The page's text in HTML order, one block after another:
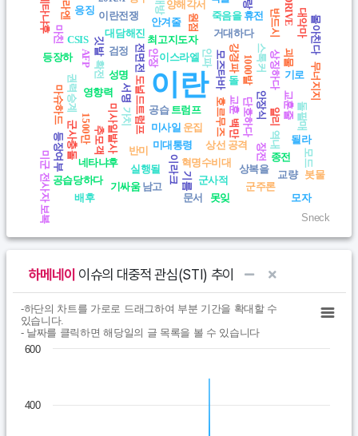
이란 모즈타바
트럼프 호르무즈
공습
안장이스라엘
도널드트럼프 운집
인파
미사일
전면전
최고지도자
강경파
거대하다
교훈
대담해진
백만
상선 공격
가치
미대통령
서명
성명 1000발
검정
단호하다
돌
미사일발사 반미
스톡커
안겨줄
안장식
영향력
원점
이란전쟁
장전
죽음을
추모객
혁명수비대
확전
휴전
깃발
네타냐후
반드시
상복을
상징하다
실행될
알리
양해각서
역내
응징
이라크 종전
1500만
AFP
CSIS
DRIVE
개방
공습당하다
괴물
교량
교훈줄
군사적
군사충돌
군주론
권력승계 기로
기름
기싸움 남고
대악마
돌팔매
될라
등장여부
등장하
마슈하드
마친
모드
모자
몰아친다
못잊
무너지지
문서
미군 전사자 보복 배후
봇물
Sneck
End of interactive chart.
하메네이 이슈의 대중적 관심(STI) 추이
Chart
Line chart with 365 data points.
- 하단의 차트를 가로로 드래그하여 부분 기간을 확대할 수 있습니다.-
The chart has 1 X axis displaying Time. Data ranges from
-하단의 차트를 가로로 드래그하여 부분 기간을 확대할 수
있습니다.
- 날짜를 클릭하면 해당일의 글 목록을 볼 수 있습니다
400
600